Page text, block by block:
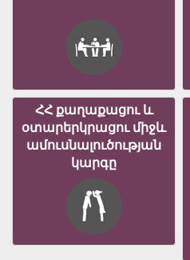
ՀՀ քաղաքացու և
օտարերկրացու միջև
ամուսնալուծության
կարգը